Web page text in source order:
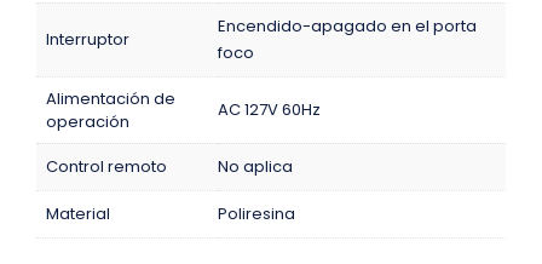
Interruptor
Encendido-apagado en el porta
foco
Alimentación de
operación
AC 127V 60Hz
Control remoto No aplica
Material Poliresina